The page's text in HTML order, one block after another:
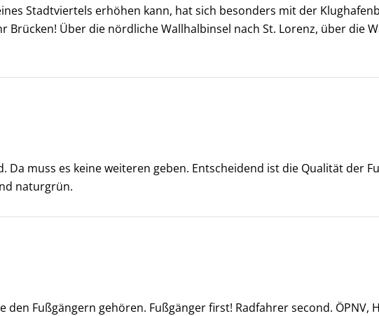
Stadtviertels erhöhen kann, hat sich besonders mit der
Brücken! Über die nördliche Wallhalbinsel nach St. Lorenz, über die
Da muss es keine weiteren geben. Entscheidend ist die Qualität der
naturgrün.
den Fußgängern gehören. Fußgänger first! Radfahrer second. ÖPNV,